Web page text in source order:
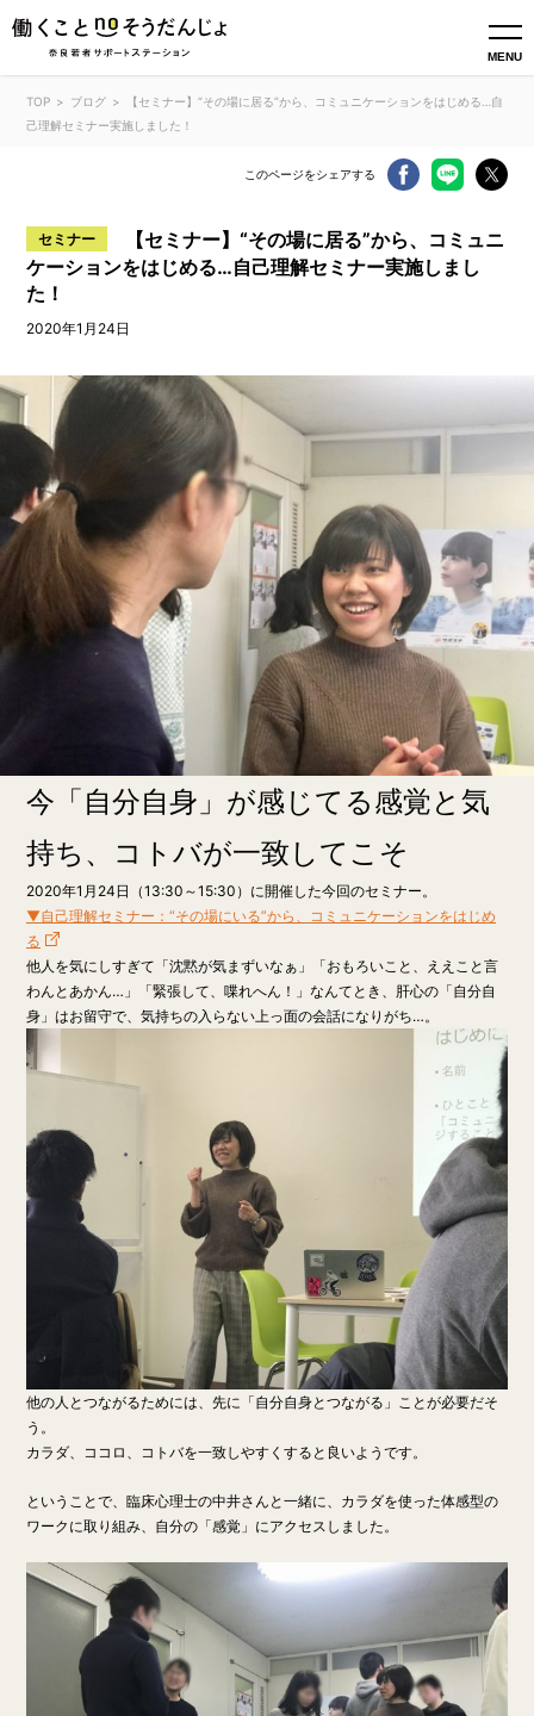
MENU
TOP ブログ
【セミナー】“その場に居る”から、コミュニケーションをはじめる…自
己理解セミナー実施しました！
このページをシェアする
セミナー
【セミナー】“その場に居る”から、コミュニ
ケーションをはじめる…自己理解セミナー実施しまし
た！
2020年1月24日
今「自分自身」が感じてる感覚と気
持ち、コトバが一致してこそ
2020年1月24日（13:30～15:30）に開催した今回のセミナー。
▼自己理解セミナー：“その場にいる”から、コミュニケーションをはじめ
る
他人を気にしすぎて「沈黙が気まずいなぁ」「おもろいこと、ええこと言
わんとあかん…」「緊張して、喋れへん！」なんてとき、肝心の「自分自
身」はお留守で、気持ちの入らない上っ面の会話になりがち…。
他の人とつながるためには、先に「自分自身とつながる」ことが必要だそ
う。
カラダ、ココロ、コトバを一致しやすくすると良いようです。
ということで、臨床心理士の中井さんと一緒に、カラダを使った体感型の
ワークに取り組み、自分の「感覚」にアクセスしました。